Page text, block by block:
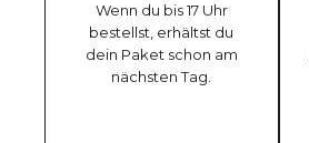
Wenn du bis 17 Uhr
bestellst, erhältst du
dein Paket schon am
nächsten Tag.